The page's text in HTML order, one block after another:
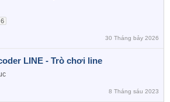
6
30 Tháng bảy 2026
LINE - Trò chơi line
8 Tháng sáu 2023